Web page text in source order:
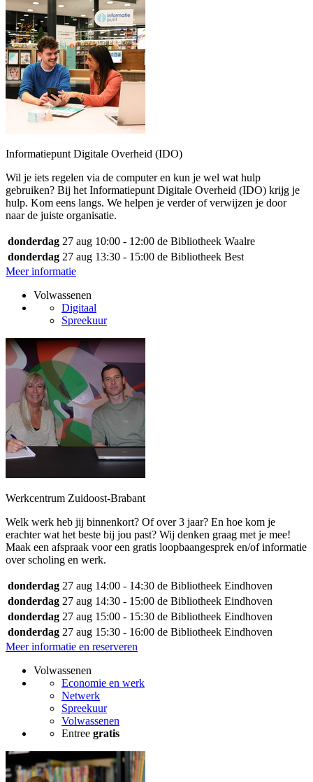
Informatiepunt Digitale Overheid (IDO)
Wil je iets regelen via de computer en kun je wel wat hulp
gebruiken? Bij het Informatiepunt Digitale Overheid (IDO) krijg je
hulp. Kom eens langs. We helpen je verder of verwijzen je door
naar de juiste organisatie.
donderdag 27 aug 10:00 - 12:00 de Bibliotheek Waalre
donderdag 27 aug 13:30 - 15:00 de Bibliotheek Best
Meer informatie
Volwassenen
Digitaal
Spreekuur
Werkcentrum Zuidoost-Brabant
Welk werk heb jij binnenkort? Of over 3 jaar? En hoe kom je
erachter wat het beste bij jou past? Wij denken graag met je mee!
Maak een afspraak voor een gratis loopbaangesprek en/of informatie
over scholing en werk.
donderdag 27 aug 14:00 - 14:30 de Bibliotheek Eindhoven
donderdag 27 aug 14:30 - 15:00 de Bibliotheek Eindhoven
donderdag 27 aug 15:00 - 15:30 de Bibliotheek Eindhoven
donderdag 27 aug 15:30 - 16:00 de Bibliotheek Eindhoven
Meer informatie en reserveren
Volwassenen
Economie en werk
Netwerk
Spreekuur
Volwassenen
Entree gratis